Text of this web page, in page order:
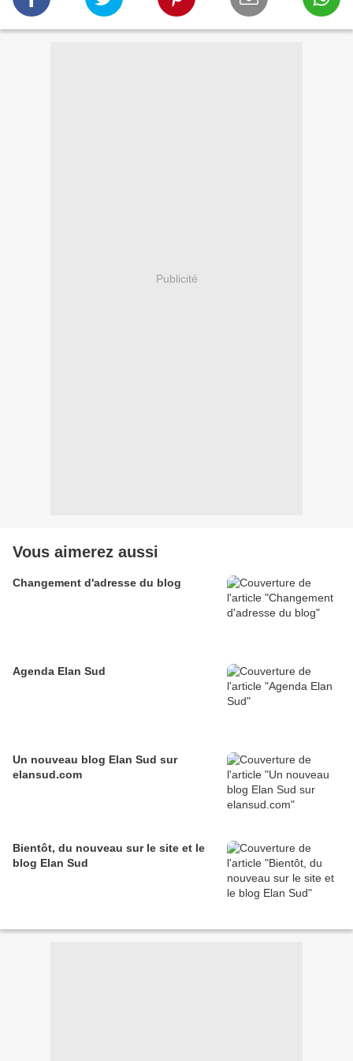
Publicité
Vous aimerez aussi
Changement d'adresse du blog
Agenda Elan Sud
Un nouveau blog Elan Sud sur
elansud.com
Bientôt, du nouveau sur le site et le
blog Elan Sud